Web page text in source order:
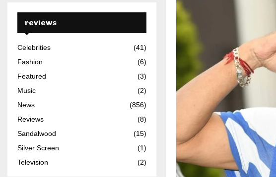
reviews
Celebrities
(41)
Fashion
(6)
Featured
(3)
Music
(2)
News
(856)
Reviews
(8)
Sandalwood
(15)
Silver Screen
(1)
Television
(2)